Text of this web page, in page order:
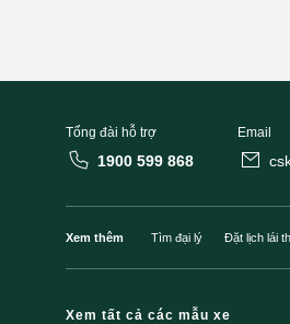
Tổng đài hỗ trợ
1900 599 868
Email
Xem thêm Tìm đại lý Đặt lịch lái
Xem tất cả các mẫu xe